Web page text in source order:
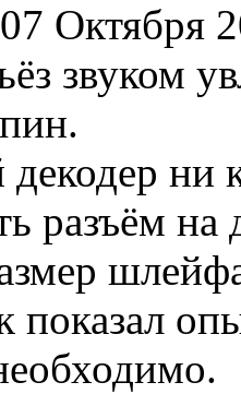
07 Октября
звуком
ни
разъём
показал